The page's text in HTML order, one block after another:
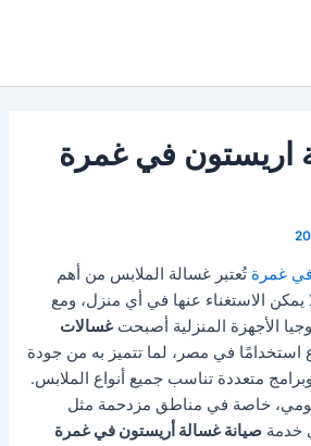
اريستون في غمرة
غمرة تُعتبر غسالة الملابس من أهم
يمكن الاستغناء عنها في أي منزل، ومع
الأجهزة المنزلية أصبحتغسالات
استخدامًا في مصر، لما تتميز به من جودة
متعددة تناسب جميع أنواع الملابس.
خاصة في مناطق مزدحمة مثل
خدمةصيانة غسالة أريستون في غمرة